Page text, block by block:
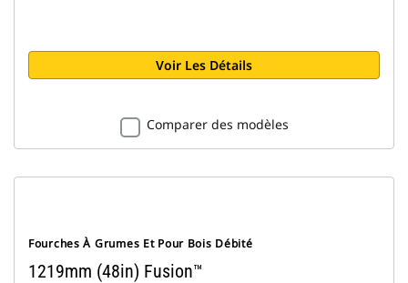
Voir Les Détails
Comparer des modèles
Fourches À Grumes Et Pour Bois Débité
1219mm (48in) Fusion™